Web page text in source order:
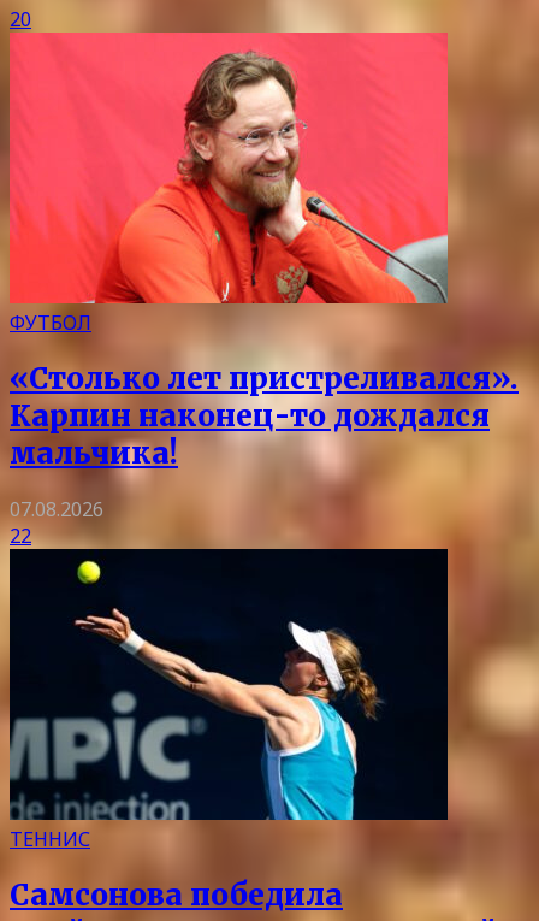
20
ФУТБОЛ
«Столько лет пристреливался».
Карпин наконец-то дождался
мальчика!
07.08.2026
22
ТЕННИС
Самсонова победила